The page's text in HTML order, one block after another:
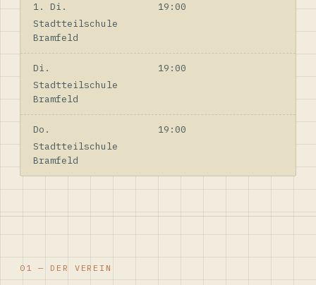
1. Di.
19:00
Stadtteilschule
Bramfeld
Di.
19:00
Stadtteilschule
Bramfeld
Do.
19:00
Stadtteilschule
Bramfeld
01 — DER VEREIN